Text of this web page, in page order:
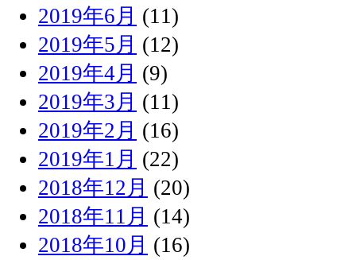
2019年6月 (11)
2019年5月 (12)
2019年4月 (9)
2019年3月 (11)
2019年2月 (16)
2019年1月 (22)
2018年12月 (20)
2018年11月 (14)
2018年10月 (16)